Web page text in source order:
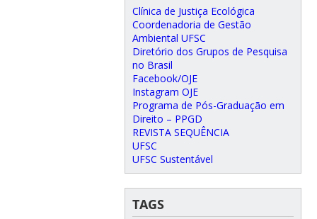
Clínica de Justiça Ecológica
Coordenadoria de Gestão
Ambiental UFSC
Diretório dos Grupos de Pesquisa
no Brasil
Facebook/OJE
Instagram OJE
Programa de Pós-Graduação em
Direito – PPGD
REVISTA SEQUÊNCIA
UFSC
UFSC Sustentável
TAGS